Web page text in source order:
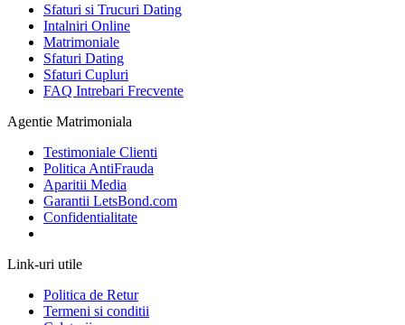
Sfaturi si Trucuri Dating
Intalniri Online
Matrimoniale
Sfaturi Dating
Sfaturi Cupluri
FAQ Intrebari Frecvente
Agentie Matrimoniala
Testimoniale Clienti
Politica AntiFrauda
Aparitii Media
Garantii LetsBond.com
Confidentialitate
Link-uri utile
Politica de Retur
Termeni si conditii